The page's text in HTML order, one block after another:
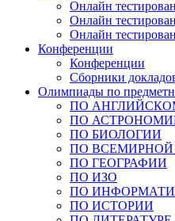
Онлайн
Онлайн
Онлайн
Конференции
Конференции
Сборники
Олимпиады по
ПО
ПО
ПО БИОЛОГИИ
ПО ВСЕМИРНОЙ
ПО ГЕОГРАФИИ
ПО ИЗО
ПО
ПО ИСТОРИИ